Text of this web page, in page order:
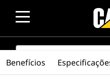
SEARCH
Benefícios